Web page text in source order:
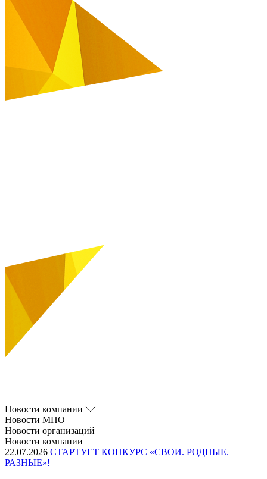
Новости компании
Новости МПО
Новости организаций
Новости компании
22.07.2026 СТАРТУЕТ КОНКУРС «СВОИ. РОДНЫЕ.
РАЗНЫЕ»!